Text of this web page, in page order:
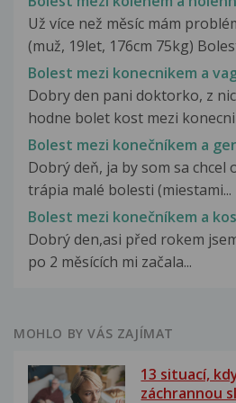
Už více než měsíc mám
(muž, 19let, 176cm 75kg)
Bolest mezi konecnikem a
Dobry den pani doktorko, z
hodne bolet kost mezi
Bolest mezi konečníkem a
Dobrý deň, ja by som sa chcel
trápia malé bolesti (miestami...
Bolest mezi konečníkem a
Dobrý den,asi před rokem
po 2 měsících mi začala...
MOHLO BY VÁS ZAJÍMAT
13 situací,
záchrannou